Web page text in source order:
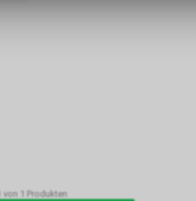
von 1 Produkten